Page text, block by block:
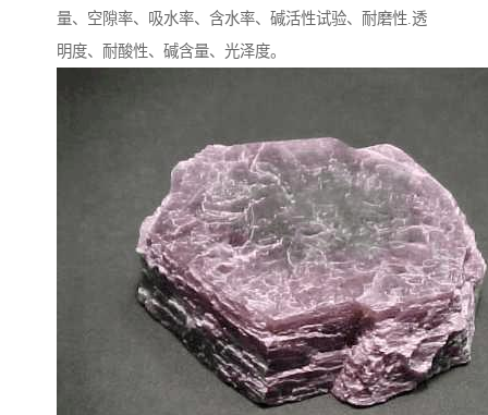
量、空隙率、吸水率、含水率、碱活性试验、耐磨性.透
明度、耐酸性、碱含量、光泽度。